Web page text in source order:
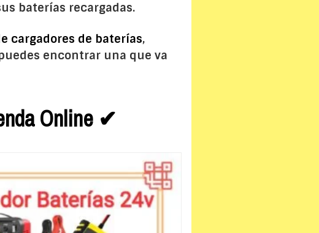
baterías recargadas.
cargadores de baterías,
encontrar una que va
Online ✔